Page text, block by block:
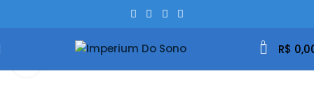
0 R$